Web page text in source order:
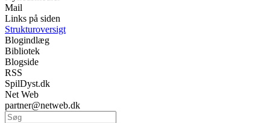
Mail
Links på siden
Strukturoversigt
Blogindlæg
Bibliotek
Blogside
RSS
SpilDyst.dk
Net Web
partner@netweb.dk